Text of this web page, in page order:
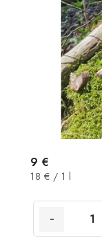
9 €
Jednotková
18 € / 1 l